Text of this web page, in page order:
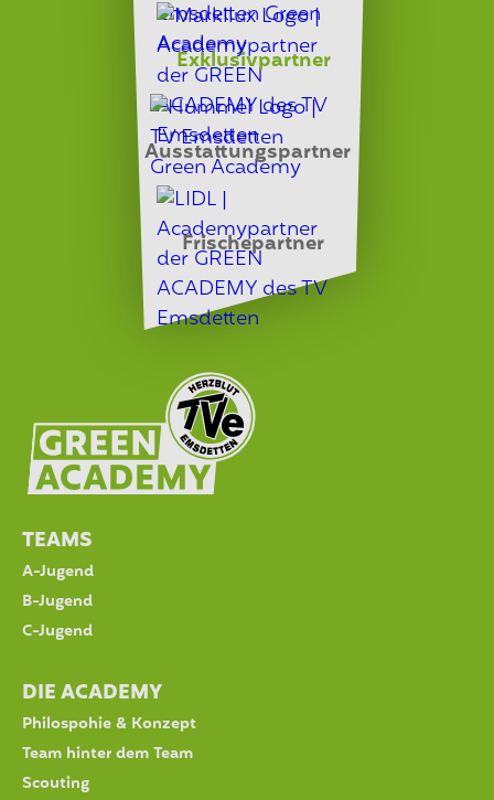
Exklusivpartner
Ausstattungspartner
Frischepartner
TEAMS
A-Jugend
B-Jugend
C-Jugend
DIE ACADEMY
Philospohie & Konzept
Team hinter dem Team
Scouting